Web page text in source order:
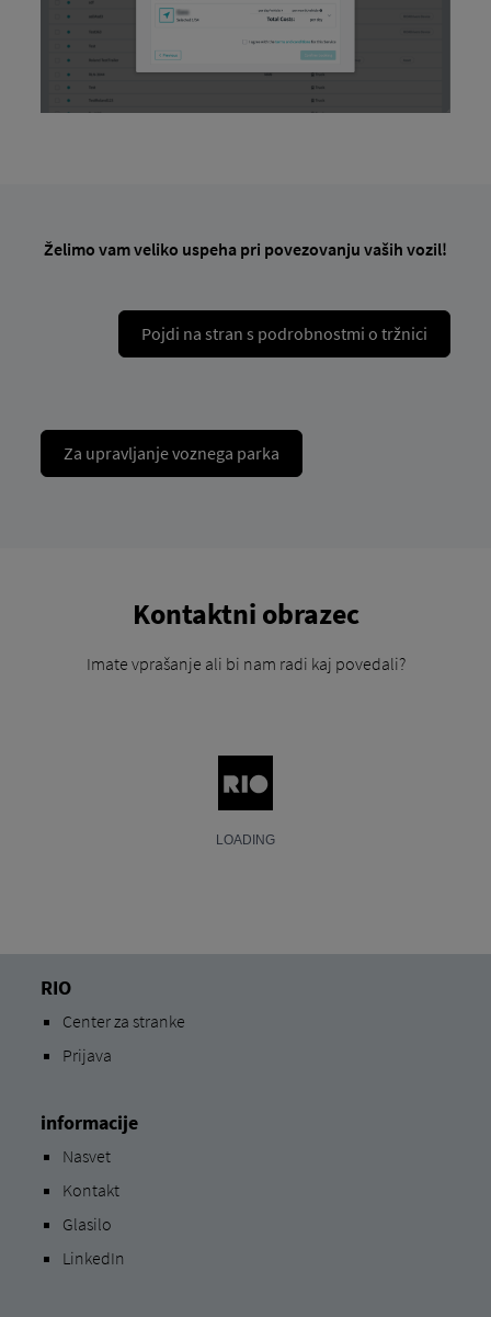
Želimo vam veliko uspeha pri povezovanju vaših vozil!
Pojdi na stran s podrobnostmi o tržnici
Za upravljanje voznega parka
Kontaktni obrazec
Imate vprašanje ali bi nam radi kaj povedali?
RIO
Center za stranke
Prijava
informacije
Nasvet
Kontakt
Glasilo
LinkedIn